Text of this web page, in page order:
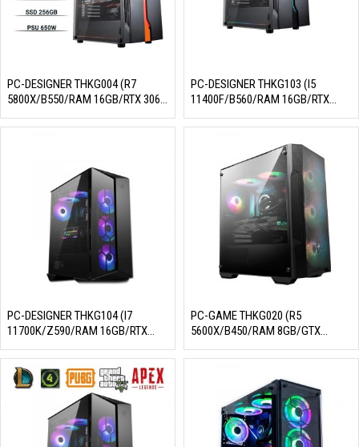
PC-DESIGNER THKG004 (R7
5800X/B550/RAM 16GB/RTX 3060
12GB/SSD 256GB/650W/DOS)
PC-DESIGNER THKG103 (I5
11400F/B560/RAM 16GB/RTX
3050 8GB/SSD 256GB/650W/DOS)
PC-DESIGNER THKG104 (I7
11700K/Z590/RAM 16GB/RTX
3050 8GB/SSD 256GB/650W/DOS)
PC-GAME THKG020 (R5
5600X/B450/RAM 8GB/GTX
1660S/SSD 256GB/550W/DOS)